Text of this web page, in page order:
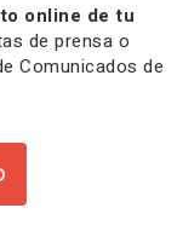
online de tu
de prensa o
Comunicados de